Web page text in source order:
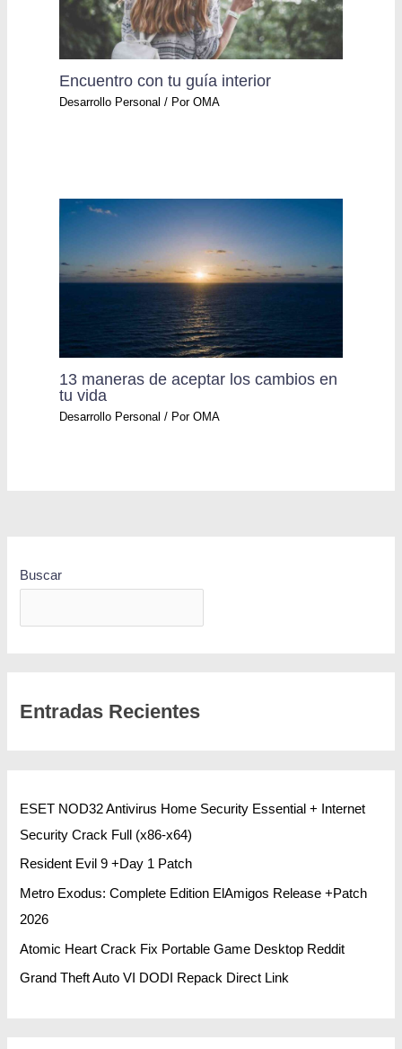
Encuentro con tu guía interior
Desarrollo Personal / PorOMA
13 maneras de aceptar los cambios en
tu vida
Desarrollo Personal / PorOMA
Buscar
Entradas Recientes
ESET NOD32 Antivirus Home Security Essential + Internet
Security Crack Full (x86-x64)
Resident Evil 9 +Day 1 Patch
Metro Exodus: Complete Edition ElAmigos Release +Patch
2026
Atomic Heart Crack Fix Portable Game Desktop Reddit
Grand Theft Auto VI DODI Repack Direct Link